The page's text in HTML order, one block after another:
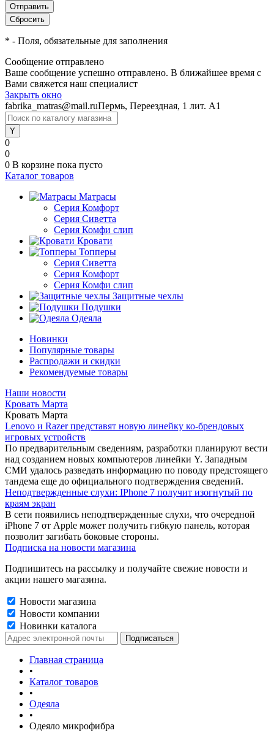
* - Поля, обязательные для заполнения
Сообщение отправлено
Ваше сообщение успешно отправлено. В ближайшее время с
Вами свяжется наш специалист
Закрыть окно
fabrika_matras@mail.ruПермь, Переездная, 1 лит. А1
0
0
0 В корзине пока пусто
Каталог товаров
Матрасы
Серия Комфорт
Серия Сиветта
Серия Комфи слип
Кровати
Топперы
Серия Сиветта
Серия Комфорт
Серия Комфи слип
Защитные чехлы
Подушки
Одеяла
Новинки
Популярные товары
Распродажи и скидки
Рекомендуемые товары
Наши новости
Кровать Марта
Кровать Марта
Lenovo и Razer представят новую линейку ко-брендовых
игровых устройств
По предварительным сведениям, разработки планируют вести
над созданием новых компьютеров линейки Y. Западным
СМИ удалось разведать информацию по поводу предстоящего
тандема еще до официального подтверждения сведений.
Неподтвержденные слухи: IPhone 7 получит изогнутый по
краям экран
В сети появились неподтвержденные слухи, что очередной
iPhone 7 от Apple может получить гибкую панель, которая
позволит загибать боковые стороны.
Подписка на новости магазина
Подпишитесь на рассылку и получайте свежие новости и
акции нашего магазина.
Новости магазина
Новости компании
Новинки каталога
Главная страница
•
Каталог товаров
•
Одеяла
•
Одеяло микрофибра